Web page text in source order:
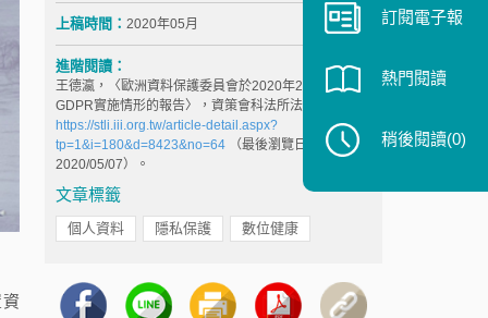
上稿時間： 2020年05月
進階閱讀：
王德瀛，〈歐洲資料保護委員會於2020年2月18日發布
GDPR實施情形的報告〉，資策會科法所法律要聞，
https://stli.iii.org.tw/article-detail.aspx?
tp=1&i=180&d=8423&no=64
（最後瀏覽日：
2020/05/07）。
文章標籤
個人資料 隱私保護 數位健康
訂閱電子報
熱門閱讀
稍後閱讀(0)